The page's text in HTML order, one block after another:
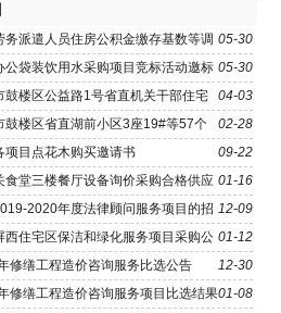
05-30
务派遣人员住房公积金缴存基数等调
05-30
公袋装饮用水采购项目竞标活动邀标
04-03
鼓楼区公益路1号省直机关干部住宅
2号店面等八个标的房地产租赁权拍卖公
02-28
鼓楼区省直湖前小区3座19#等57个
赁权拍卖公告
09-22
项目点花木购买邀请书
01-16
食堂三楼餐厅设备询价采购合格供应
12-09
2020年度法律顾问服务项目的招
01-12
西住宅区保洁和绿化服务项目采购公
12-30
修缮工程造价咨询服务比选公告
01-08
修缮工程造价咨询服务项目比选结果